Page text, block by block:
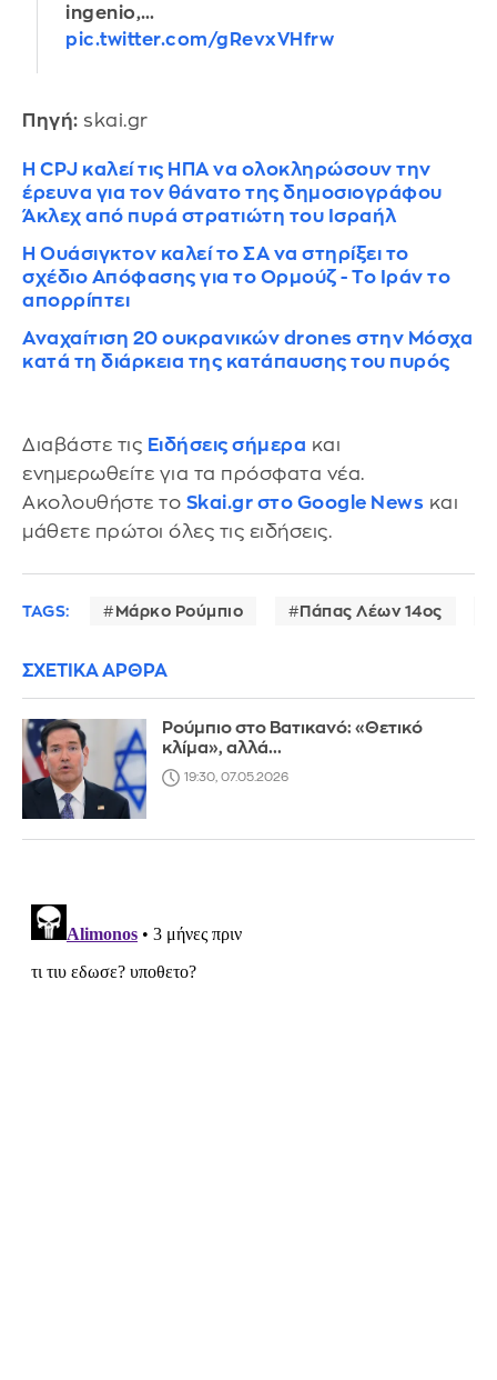
ingenio,…
pic.twitter.com/gRevxVHfrw
Πηγή: skai.gr
Η CPJ καλεί τις ΗΠΑ να ολοκληρώσουν την
έρευνα για τον θάνατο της δημοσιογράφου
Άκλεχ από πυρά στρατιώτη του Ισραήλ
Η Ουάσιγκτον καλεί το ΣΑ να στηρίξει το
σχέδιο Απόφασης για το Ορμούζ - Το Ιράν το
απορρίπτει
Αναχαίτιση 20 ουκρανικών drones στην Μόσχα
κατά τη διάρκεια της κατάπαυσης του πυρός
Διαβάστε τις Ειδήσεις σήμερα και
ενημερωθείτε για τα πρόσφατα νέα.
Ακολουθήστε το Skai.gr στο Google News και
μάθετε πρώτοι όλες τις ειδήσεις.
TAGS: Μάρκο Ρούμπιο Πάπας Λέων 14ος
ΣΧΕΤΙΚΑ ΑΡΘΡΑ
Ρούμπιο στο Βατικανό: «Θετικό
κλίμα», αλλά...
19:30, 07.05.2026